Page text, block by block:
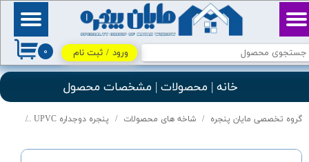
بِسْمِ ٱللَّٰهِ ٱلرَّحْمَٰنِ
ٱلرَّحِيمِ / اللهم اكفني
بحلالك عن حرامك، وأغنني
بفضلك عمَّن سواك
۰ ورود / ثبت نام
حساب کاربری من
تغییر گذر واژه
خروج از حساب کاربری
خانه | محصولات | مشخصات محصول
گروه تخصصی مایان پنجره شاخه های محصولات پنجره دوجداره UPVC